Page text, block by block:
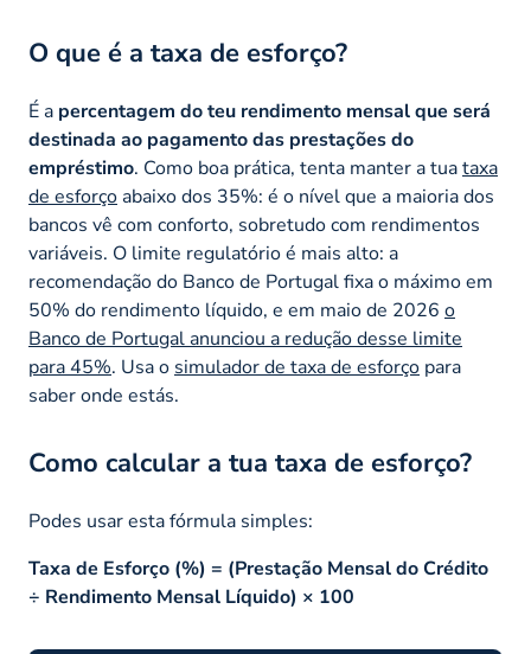
O que é a taxa de esforço?
É a percentagem do teu rendimento mensal que será
destinada ao pagamento das prestações do
empréstimo. Como boa prática, tenta manter a tuataxa
de esforço abaixo dos 35%: é o nível que a maioria dos
bancos vê com conforto, sobretudo com rendimentos
variáveis. O limite regulatório é mais alto: a
recomendação do Banco de Portugal fixa o máximo em
50% do rendimento líquido, e em maio de 2026 o
Banco de Portugal anunciou a redução desse limite
para 45%. Usa o simulador de taxa de esforço para
saber onde estás.
Como calcular a tua taxa de esforço?
Podes usar esta fórmula simples:
Taxa de Esforço (%) = (Prestação Mensal do Crédito
÷ Rendimento Mensal Líquido) × 100